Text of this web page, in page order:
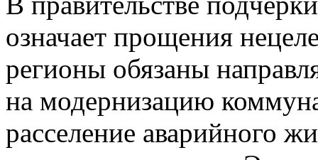
означает прощения
регионы обязаны
на модернизацию
расселение аварийного